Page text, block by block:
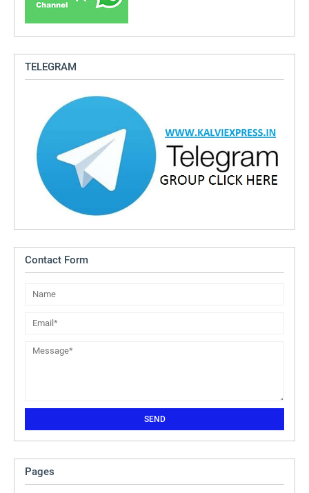
TELEGRAM
Contact Form
Pages